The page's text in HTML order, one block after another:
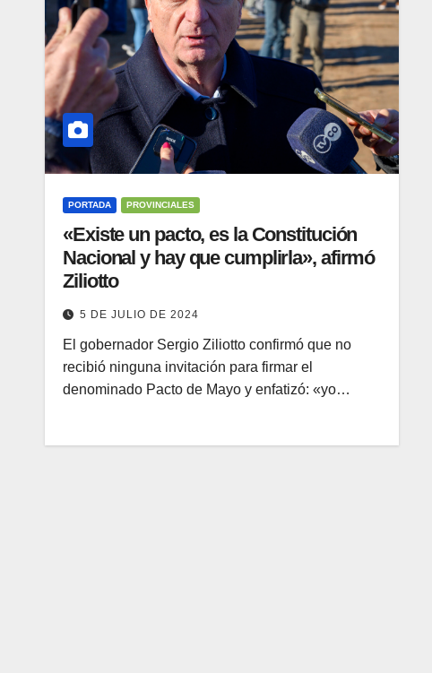
PORTADA PROVINCIALES
«Existe un pacto, es la Constitución
Nacional y hay que cumplirla», afirmó
Ziliotto
5 DE JULIO DE 2024
El gobernador Sergio Ziliotto confirmó que no
recibió ninguna invitación para firmar el
denominado Pacto de Mayo y enfatizó: «yo…